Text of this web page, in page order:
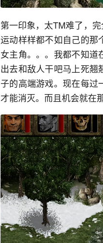
第一印象，太TM难了，
运动样样都不如自己的那
女主角。。。我都不知道
出去和敌人干吧马上死翘
子的高端游戏。现在每过
才能消灭。而且机会就在